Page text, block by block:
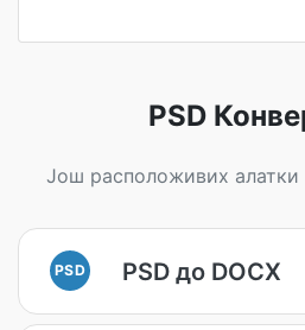
PSD
Још расположивих алатки
PSD PSD до DOCX